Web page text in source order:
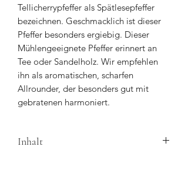
Tellicherrypfeffer als Spätlesepfeffer
bezeichnen. Geschmacklich ist dieser
Pfeffer besonders ergiebig. Dieser
Mühlengeeignete Pfeffer erinnert an
Tee oder Sandelholz. Wir empfehlen
ihn als aromatischen, scharfen
Allrounder, der besonders gut mit
gebratenen harmoniert.
Inhalt